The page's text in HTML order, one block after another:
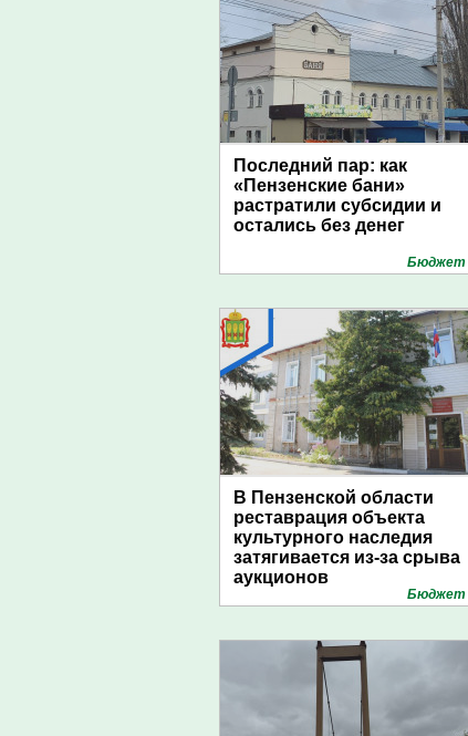
Последний пар: как
«Пензенские бани»
растратили субсидии и
остались без денег
Бюджет
В Пензенской области
реставрация объекта
культурного наследия
затягивается из-за срыва
аукционов
Бюджет